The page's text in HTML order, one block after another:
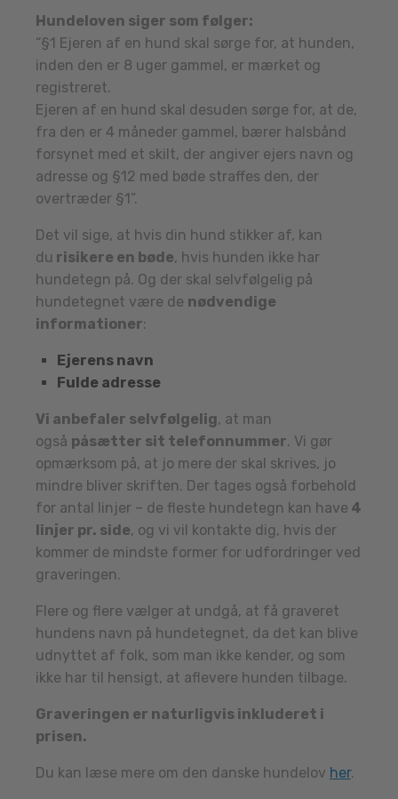
Hundeloven siger som følger:
“§1 Ejeren af en hund skal sørge for, at hunden,
inden den er 8 uger gammel, er mærket og
registreret.
Ejeren af en hund skal desuden sørge for, at de,
fra den er 4 måneder gammel, bærer halsbånd
forsynet med et skilt, der angiver ejers navn og
adresse og §12 med bøde straffes den, der
overtræder §1”.
Det vil sige, at hvis din hund stikker af, kan
du risikere en bøde, hvis hunden ikke har
hundetegn på. Og der skal selvfølgelig på
hundetegnet være de nødvendige
informationer:
Ejerens navn
Fulde adresse
Vi anbefaler selvfølgelig, at man
også påsætter sit telefonnummer. Vi gør
opmærksom på, at jo mere der skal skrives, jo
mindre bliver skriften. Der tages også forbehold
for antal linjer – de fleste hundetegn kan have 4
linjer pr. side, og vi vil kontakte dig, hvis der
kommer de mindste former for udfordringer ved
graveringen.
Flere og flere vælger at undgå, at få graveret
hundens navn på hundetegnet, da det kan blive
udnyttet af folk, som man ikke kender, og som
ikke har til hensigt, at aflevere hunden tilbage.
Graveringen er naturligvis inkluderet i
prisen.
Du kan læse mere om den danske hundelov her.